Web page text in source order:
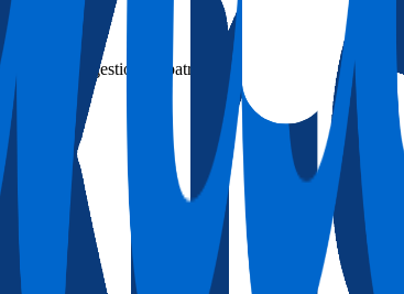
y gestión de patrimonio.